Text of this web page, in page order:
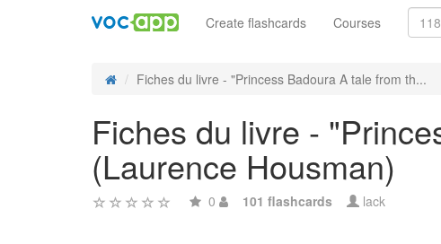
Create flashcards Courses
Fiches du livre - "Princess Badoura A tale from th...
Fiches du livre -
(Laurence Housman)
0 101 flashcards lack